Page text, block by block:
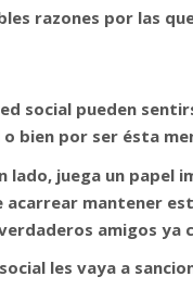
razones por las
social pueden
bien por ser ésta
lado, juega un papel
acarrear mantener
amigos ya
les vaya a